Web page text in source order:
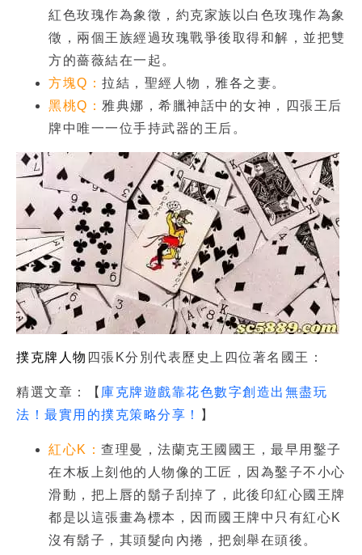
紅色玫瑰作為象徵，約克家族以白色玫瑰作為象
徵，兩個王族經過玫瑰戰爭後取得和解，並把雙
方的薔薇結在一起。
方塊Q： 拉結，聖經人物，雅各之妻。
黑桃Q： 雅典娜，希臘神話中的女神，四張王后
牌中唯一一位手持武器的王后。
撲克牌人物 四張K分別代表歷史上四位著名國王：
精選文章：【 庫克牌遊戲靠花色數字創造出無盡玩
法！最實用的撲克策略分享！
】
紅心K： 查理曼，法蘭克王國國王，最早用鑿子
在木板上刻他的人物像的工匠，因為鑿子不小心
滑動，把上唇的鬍子刮掉了，此後印紅心國王牌
都是以這張畫為標本，因而國王牌中只有紅心K
沒有鬍子，其頭髮向內捲，把劍舉在頭後。